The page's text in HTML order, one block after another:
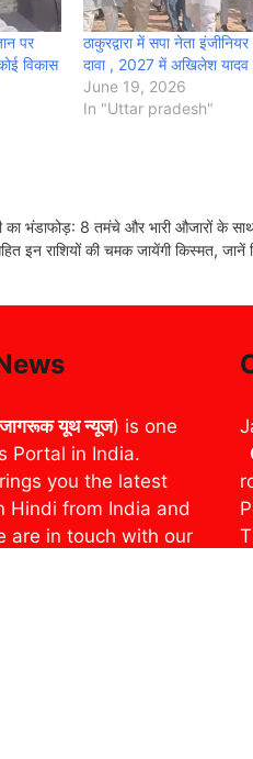
पर
विकास
ठाकुरद्वारा में सपा नेता
दावा , 2027 में अखिलेश यादव
June 19, 2026
In "Uttar pradesh"
का भंडाफोड़: 8 तमंचे और भारी औजारों के साथ
इन राशियों की चमक जायेंगी किस्मत, जानें
जागरूक यूथ न्यूज) is one
Portal in India.
you the latest
Hindi from India and
are in touch with our